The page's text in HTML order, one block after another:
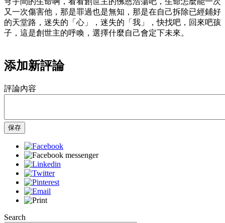
又一次傷害他，那是罪過也是無知，那是在自己拆除已經鋪好
的天堂路，迷失的「心」，迷失的「我」，快找吧，回來吧孩
子，這是創世主的呼喚，選擇什麼自己會定下未來。
添加新評論
評論內容
保存
Search